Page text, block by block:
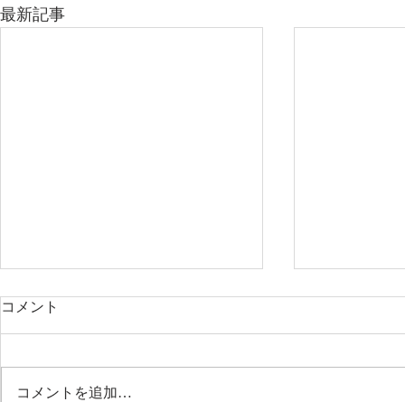
最新記事
コメント
コメントを追加…